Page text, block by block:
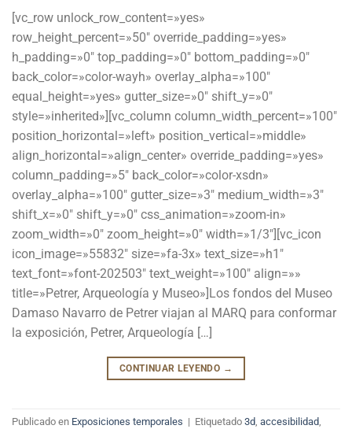
[vc_row unlock_row_content=»yes»
row_height_percent=»50″ override_padding=»yes»
h_padding=»0″ top_padding=»0″ bottom_padding=»0″
back_color=»color-wayh» overlay_alpha=»100″
equal_height=»yes» gutter_size=»0″ shift_y=»0″
style=»inherited»][vc_column column_width_percent=»100″
position_horizontal=»left» position_vertical=»middle»
align_horizontal=»align_center» override_padding=»yes»
column_padding=»5″ back_color=»color-xsdn»
overlay_alpha=»100″ gutter_size=»3″ medium_width=»3″
shift_x=»0″ shift_y=»0″ css_animation=»zoom-in»
zoom_width=»0″ zoom_height=»0″ width=»1/3″][vc_icon
icon_image=»55832″ size=»fa-3x» text_size=»h1″
text_font=»font-202503″ text_weight=»100″ align=»»
title=»Petrer, Arqueología y Museo»]Los fondos del Museo
Damaso Navarro de Petrer viajan al MARQ para conformar
la exposición, Petrer, Arqueología […]
CONTINUAR LEYENDO →
Publicado en Exposiciones temporales | Etiquetado 3d, accesibilidad,